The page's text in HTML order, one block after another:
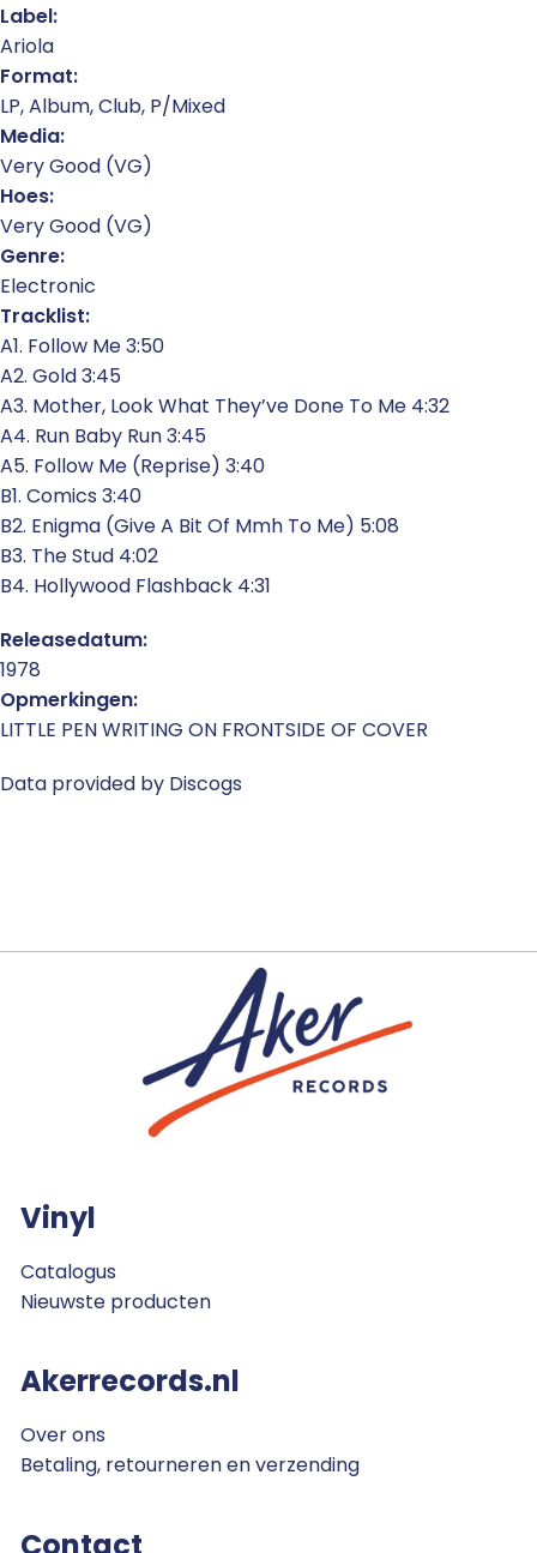
Label:
Ariola
Format:
LP, Album, Club, P/Mixed
Media:
Very Good (VG)
Hoes:
Very Good (VG)
Genre:
Electronic
Tracklist:
A1. Follow Me 3:50
A2. Gold 3:45
A3. Mother, Look What They’ve Done To Me 4:32
A4. Run Baby Run 3:45
A5. Follow Me (Reprise) 3:40
B1. Comics 3:40
B2. Enigma (Give A Bit Of Mmh To Me) 5:08
B3. The Stud 4:02
B4. Hollywood Flashback 4:31
Releasedatum:
1978
Opmerkingen:
LITTLE PEN WRITING ON FRONTSIDE OF COVER
Data provided by Discogs
Vinyl
Catalogus
Nieuwste producten
Akerrecords.nl
Over ons
Betaling, retourneren en verzending